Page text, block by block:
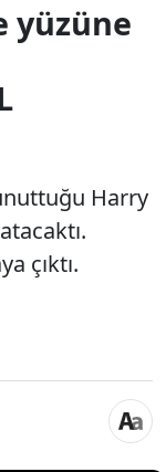
yüzüne
Harry
çıktı.